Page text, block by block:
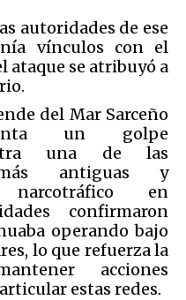
autoridades de ese
vínculos con el
ataque se atribuyó a
del Mar Sarceño
un golpe
una de las
más antiguas y
en
confirmaron
operando bajo
lo que refuerza la
acciones
estas redes.